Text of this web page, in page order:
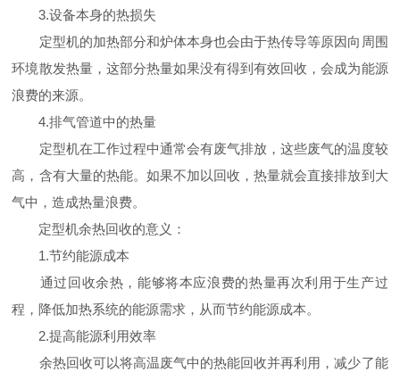
3.设备本身的热损失
定型机的加热部分和炉体本身也会由于热传导等原因向周围
环境散发热量，这部分热量如果没有得到有效回收，会成为能源
浪费的来源。
4.排气管道中的热量
定型机在工作过程中通常会有废气排放，这些废气的温度较
高，含有大量的热能。如果不加以回收，热量就会直接排放到大
气中，造成热量浪费。
定型机余热回收的意义：
1.节约能源成本
通过回收余热，能够将本应浪费的热量再次利用于生产过
程，降低加热系统的能源需求，从而节约能源成本。
2.提高能源利用效率
余热回收可以将高温废气中的热能回收并再利用，减少了能